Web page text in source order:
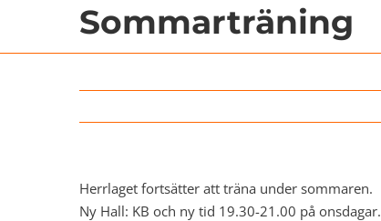
Sommarträning
Herrlaget fortsätter att träna under sommaren.
Ny Hall: KB och ny tid 19.30-21.00 på onsdagar.